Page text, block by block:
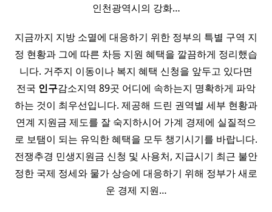
인천광역시의 강화…
지금까지 지방 소멸에 대응하기 위한 정부의 특별 구역 지
정 현황과 그에 따른 차등 지원 혜택을 깔끔하게 정리했습
니다. 거주지 이동이나 복지 혜택 신청을 앞두고 있다면
전국 인구감소지역 89곳 어디에 속하는지 명확하게 파악
하는 것이 최우선입니다. 제공해 드린 권역별 세부 현황과
연계 지원금 제도를 잘 숙지하시어 가계 경제에 실질적으
로 보탬이 되는 유익한 혜택을 모두 챙기시기를 바랍니다.
전쟁추경 민생지원금 신청 및 사용처, 지급시기 최근 불안
정한 국제 정세와 물가 상승에 대응하기 위해 정부가 새로
운 경제 지원…